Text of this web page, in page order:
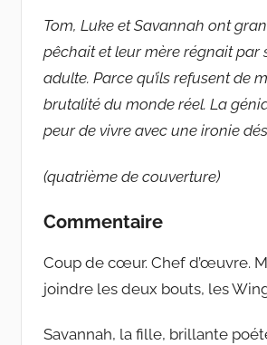
r
Tom, Luke et Savannah ont
pêchait et leur mère régnait par
adulte. Parce qu’ils refusent de
brutalité du monde réel. La
peur de vivre avec une ironie
(quatrième de couverture)
Commentaire
Coup de cœur. Chef d’œuvre.
joindre les deux bouts, les
Savannah, la fille, brillante